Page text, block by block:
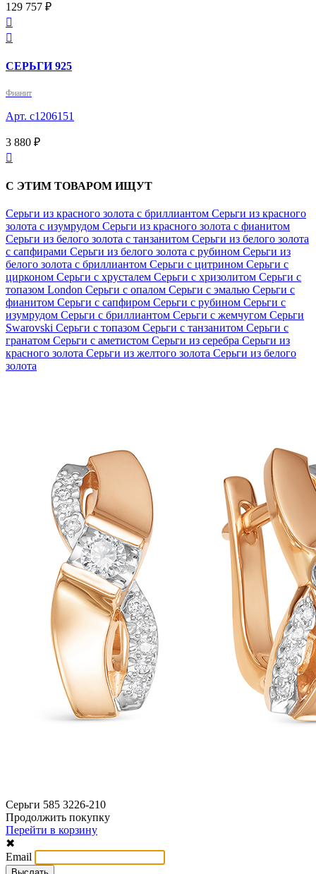
129 757 ₽


СЕРЬГИ 925
Фианит
Арт. с1206151
3 880 ₽

С ЭТИМ ТОВАРОМ ИЩУТ
Серьги из красного золота с бриллиантом Серьги из красного
золота с изумрудом Серьги из красного золота с фианитом
Серьги из белого золота с танзанитом Серьги из белого золота
с сапфирами Серьги из белого золота с рубином Серьги из
белого золота с бриллиантом Серьги с цитрином Серьги с
цирконом Серьги с хрусталем Серьги с хризолитом Серьги с
топазом London Серьги с опалом Серьги с эмалью Серьги с
фианитом Серьги с сапфиром Серьги с рубином Серьги с
изумрудом Серьги с бриллиантом Серьги с жемчугом Серьги
Swarovski Серьги с топазом Серьги с танзанитом Серьги с
гранатом Серьги с аметистом Серьги из серебра Серьги из
красного золота Серьги из желтого золота Серьги из белого
золота
Серьги 585 3226-210
Продолжить покупку
Перейти в корзину
✖
Email